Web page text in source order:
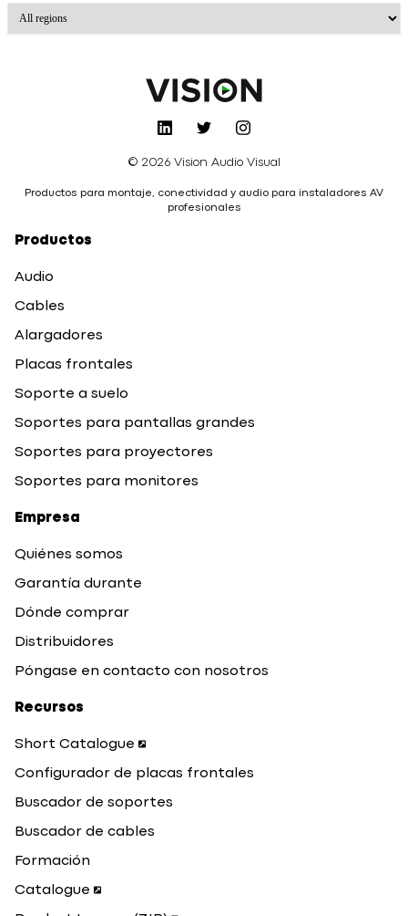
© 2026 Vision Audio Visual
Productos para montaje, conectividad y audio para instaladores AV
profesionales
Productos
Audio
Cables
Alargadores
Placas frontales
Soporte a suelo
Soportes para pantallas grandes
Soportes para proyectores
Soportes para monitores
Empresa
Quiénes somos
Garantía durante
Dónde comprar
Distribuidores
Póngase en contacto con nosotros
Recursos
Short Catalogue
Configurador de placas frontales
Buscador de soportes
Buscador de cables
Formación
Catalogue